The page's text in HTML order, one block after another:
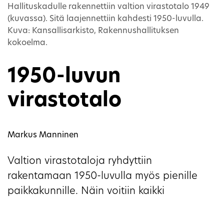
Hallituskadulle rakennettiin valtion virastotalo 1949
(kuvassa). Sitä laajennettiin kahdesti 1950-luvulla.
Kuva: Kansallisarkisto, Rakennushallituksen
kokoelma.
1950-luvun
virastotalo
Markus Manninen
Valtion virastotaloja ryhdyttiin
rakentamaan 1950-luvulla myös pienille
paikkakunnille. Näin voitiin kaikki